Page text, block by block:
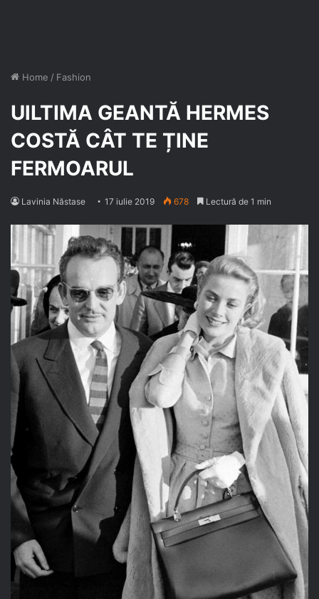
Home / Fashion
UlLTIMA GEANTĂ HERMES
COSTĂ CÂT TE ȚINE
FERMOARUL
Lavinia Năstase 17 iulie 2019 678 Lectură de 1 min